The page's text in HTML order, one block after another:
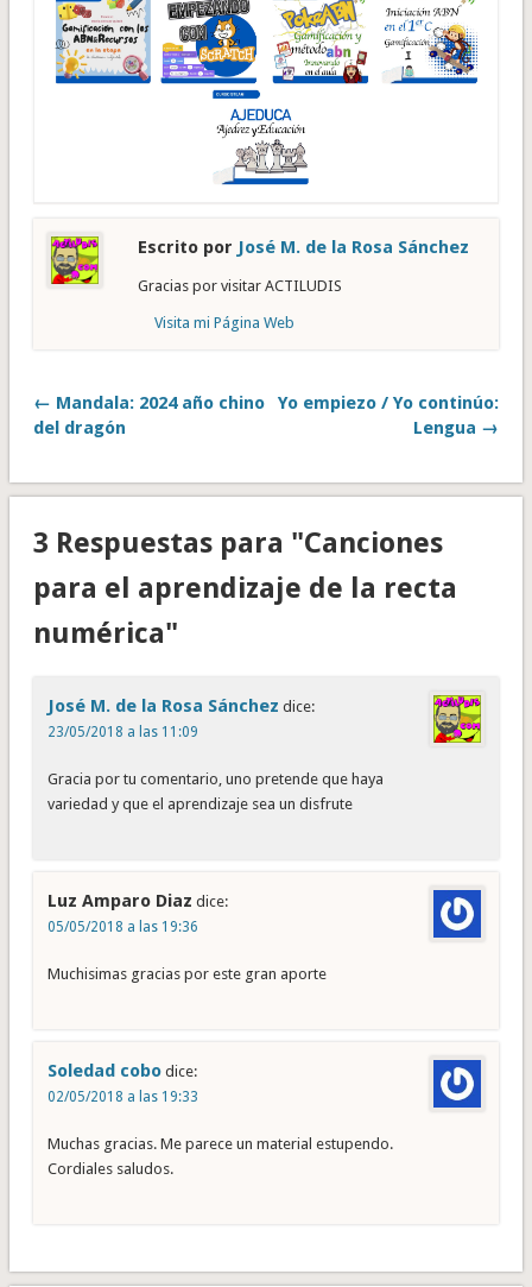
Escrito por José M. de la Rosa Sánchez
Gracias por visitar ACTILUDIS
Visita mi Página Web
← Mandala: 2024 año chino
del dragón
Yo empiezo / Yo continúo:
Lengua →
3 Respuestas para "Canciones
para el aprendizaje de la recta
numérica"
José M. de la Rosa Sánchez dice:
23/05/2018 a las 11:09
Gracia por tu comentario, uno pretende que haya
variedad y que el aprendizaje sea un disfrute
Luz Amparo Diaz dice:
05/05/2018 a las 19:36
Muchisimas gracias por este gran aporte
Soledad cobo dice:
02/05/2018 a las 19:33
Muchas gracias. Me parece un material estupendo.
Cordiales saludos.